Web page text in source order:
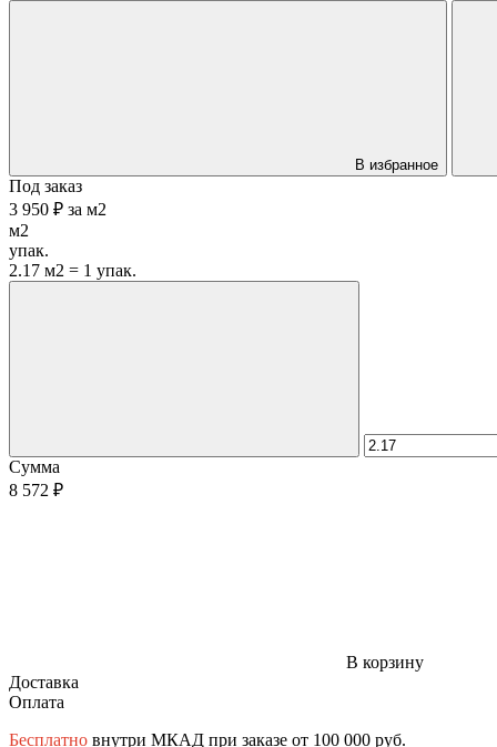
В избранное
Под заказ
3 950 ₽ за м2
м2
упак.
2.17 м2 = 1 упак.
Сумма
8 572 ₽
В корзину
Доставка
Оплата
Бесплатно внутри МКАД при заказе от 100 000 руб.